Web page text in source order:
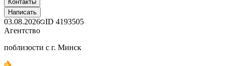
Контакты
Написать
03.08.2026 ID 4193505
Агентство
поблизости с г. Минск